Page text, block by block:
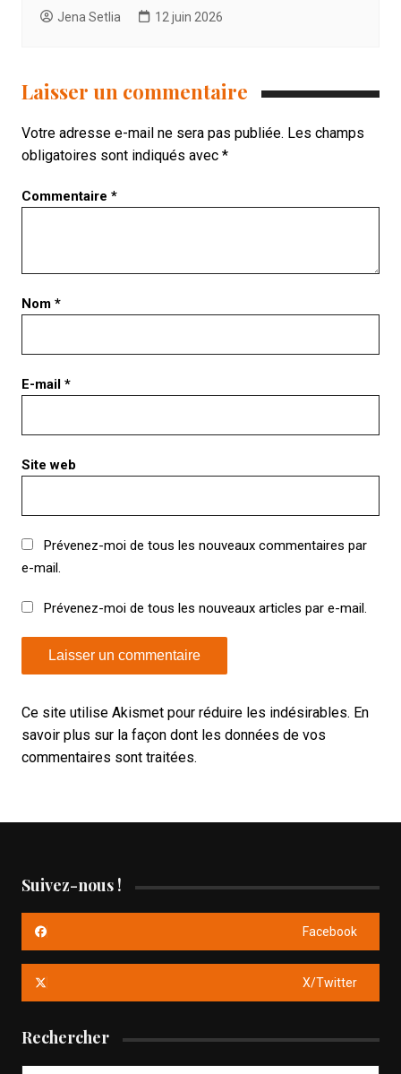
Jena Setlia 12 juin 2026
Laisser un commentaire
Votre adresse e-mail ne sera pas publiée. Les champs
obligatoires sont indiqués avec *
Commentaire *
Nom *
E-mail *
Site web
Prévenez-moi de tous les nouveaux commentaires par
e-mail.
Prévenez-moi de tous les nouveaux articles par e-mail.
Ce site utilise Akismet pour réduire les indésirables. En
savoir plus sur la façon dont les données de vos
commentaires sont traitées.
Suivez-nous !
Facebook
X/Twitter
Rechercher